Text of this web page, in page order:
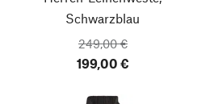
Schwarzblau
249,00 €
199,00 €